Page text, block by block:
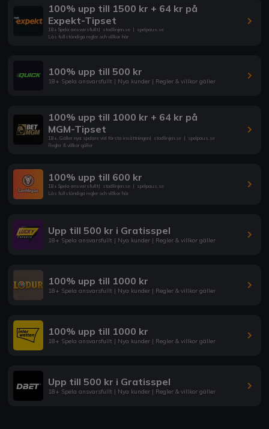
100% upp till 1500 kr + 64 kr på
Expekt-Tipset
18+ Spela ansvarsfullt| stodlinjen.se | spelpaus.se
Läs fullständiga regler och villkor här
100% upp till 500 kr
18+ Spela ansvarsfullt | Nya kunder | Regler & villkor gäller
100% upp till 1000 kr + 64 kr på
MGM-Tipset
18+. Gäller nya spelare vid första insättningen| stodlinjen.se | spelpaus.se
Regler & villkor gäller
100% upp till 600 kr
18+ Spela ansvarsfullt| stodlinjen.se | spelpaus.se
Läs fullständiga regler och villkor här
Upp till 500 kr i Gratisspel
18+ Spela ansvarsfullt | Nya kunder | Regler & villkor gäller
100% upp till 1000 kr
18+ Spela ansvarsfullt | Nya kunder | Regler & villkor gäller
100% upp till 1000 kr
18+ Spela ansvarsfullt | Nya kunder | Regler & villkor gäller
Upp till 500 kr i Gratisspel
18+ Spela ansvarsfullt | Nya kunder | Regler & villkor gäller